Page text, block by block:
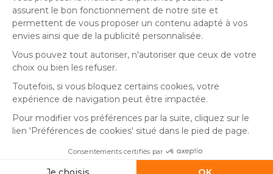
ITALIE
DEUTSCHLAND
NEDERLAND
DANMARK
* Vous disposez de 30 jours (à compter de la réception ou du
retrait de votre colis) pour effectuer un retour de produits et
vous faire rembourser. Hors colis volumineux
14 h (jours ouvrés - hors livraison éco)